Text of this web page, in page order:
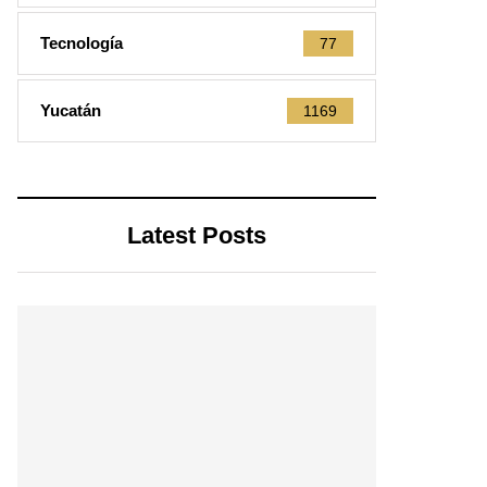
Tecnología 77
Yucatán 1169
Latest Posts